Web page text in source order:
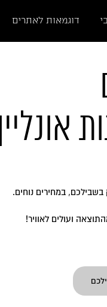
דוגמאות לאתרים
במחירים נוחים.
ועולים לאוויר!